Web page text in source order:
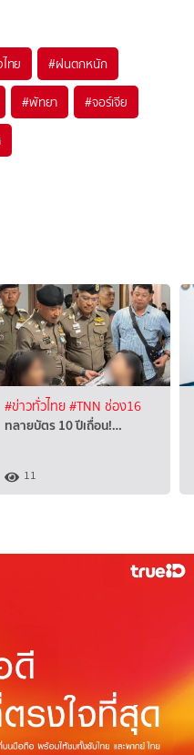
ทย #ฝนตกหนัก
#พัทยา #จอร์เจีย
#ข่าวทั่วไทย#TNN ช่อง16
ทลายบัตร 10 ปีเถื่อน!…
11